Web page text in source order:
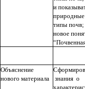
и
типы почв;
новое
Объяснение
нового материала
знания о